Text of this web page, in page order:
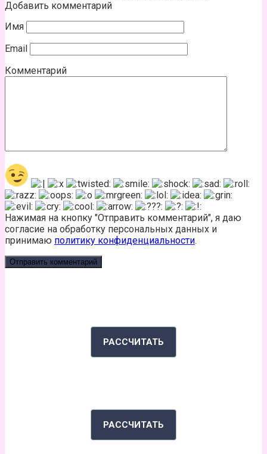
Добавить комментарий
Имя
Email
Комментарий
Нажимая на кнопку "Отправить комментарий", я даю
согласие на обработку персональных данных и
принимаю политику конфиденциальности.
РАССЧИТАТЬ
РАССЧИТАТЬ